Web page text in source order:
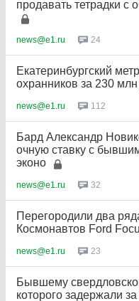
продавать тетрадки с
news@e1.ru 24
Екатеринбургский
охранников за 230
news@e1.ru 112
Бард Александр
очную ставку с
эконо
news@e1.ru 32
Перегородили два
Космонавтов Ford
news@e1.ru 23
Бывшему
которого задержали